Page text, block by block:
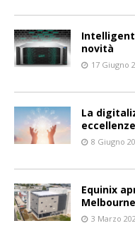
Intelligent
novità
17 Giugno
La
8 Giugno
Equinix
Melbourne
3 Marzo